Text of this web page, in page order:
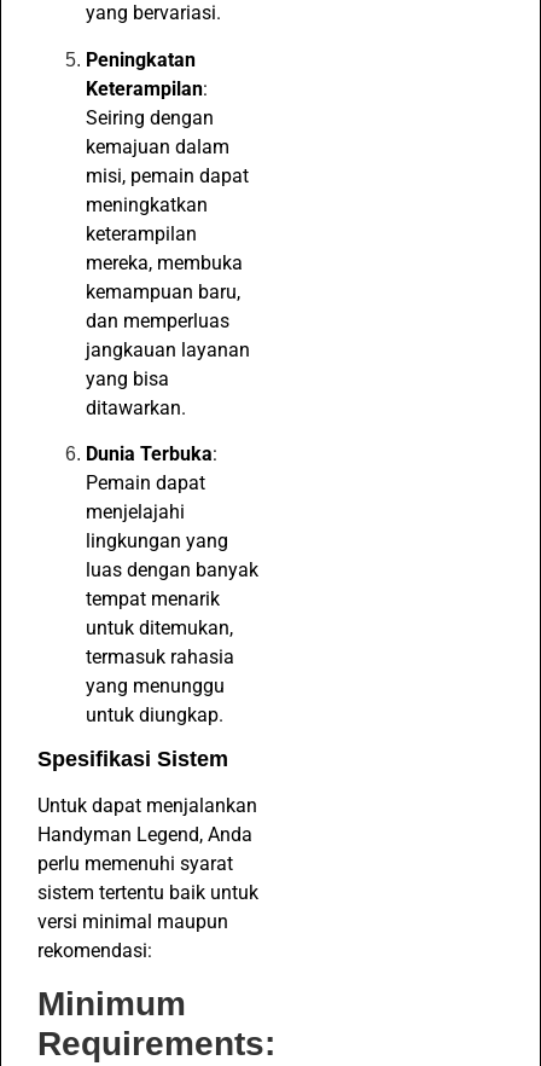
yang bervariasi.
Peningkatan
Keterampilan:
Seiring dengan
kemajuan dalam
misi, pemain dapat
meningkatkan
keterampilan
mereka, membuka
kemampuan baru,
dan memperluas
jangkauan layanan
yang bisa
ditawarkan.
Dunia Terbuka:
Pemain dapat
menjelajahi
lingkungan yang
luas dengan banyak
tempat menarik
untuk ditemukan,
termasuk rahasia
yang menunggu
untuk diungkap.
Spesifikasi Sistem
Untuk dapat menjalankan
Handyman Legend, Anda
perlu memenuhi syarat
sistem tertentu baik untuk
versi minimal maupun
rekomendasi:
Minimum
Requirements: